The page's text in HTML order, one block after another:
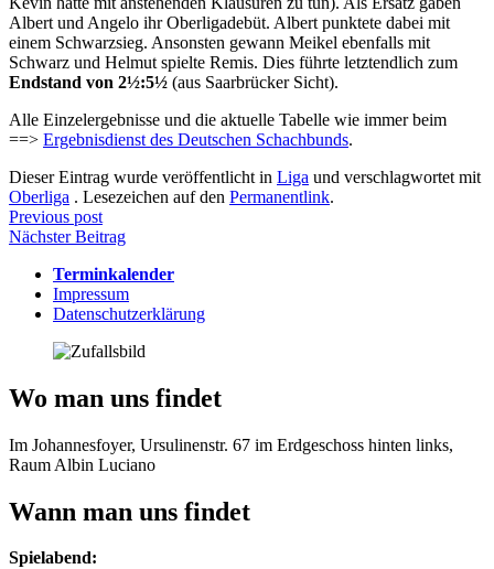
Albert und Angelo ihr Oberligadebüt. Albert punktete dabei mit
einem Schwarzsieg. Ansonsten gewann Meikel ebenfalls mit
Schwarz und Helmut spielte Remis. Dies führte letztendlich zum
Endstand von 2½:5½ (aus Saarbrücker Sicht).
Alle Einzelergebnisse und die aktuelle Tabelle wie immer beim
==> Ergebnisdienst des Deutschen Schachbunds.
Dieser Eintrag wurde veröffentlicht in Liga und verschlagwortet mit
Oberliga . Lesezeichen auf den Permanentlink.
Beitragsnavigation
Previous post
Nächster Beitrag
Terminkalender
Impressum
Datenschutzerklärung
Wo man uns findet
Im Johannesfoyer, Ursulinenstr. 67 im Erdgeschoss hinten links,
Raum Albin Luciano
Wann man uns findet
Spielabend: